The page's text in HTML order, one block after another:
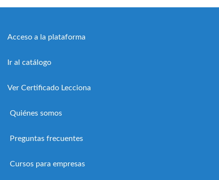
Acceso a la plataforma
Ir al catálogo
Ver Certificado Lecciona
Quiénes somos
Preguntas frecuentes
Cursos para empresas